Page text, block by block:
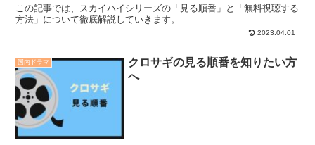
この記事では、スカイハイシリーズの「見る順番」と「無料視聴する
方法」について徹底解説していきます。
2023.04.01
国内ドラマ
クロサギの見る順番を知りたい方
へ